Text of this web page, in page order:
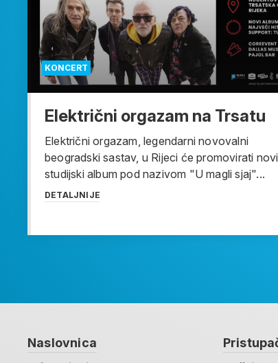
KONCERT
Električni orgazam na Trsatu
Električni orgazam, legendarni novovalni
beogradski sastav, u Rijeci će promovirati novi
studijski album pod nazivom "U magli sjaj"...
DETALJNIJE
Naslovnica